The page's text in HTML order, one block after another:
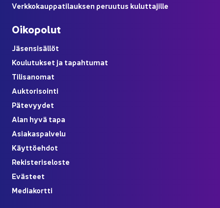
Verk­ko­kaup­pa­ti­lauk­sen pe­ruu­tus ku­lut­ta­jil­le
Oi­ko­po­lut
Jä­sen­si­säl­löt
Kou­lu­tuk­set ja ta­pah­tu­mat
Ti­li­sa­no­mat
Auk­to­ri­soin­ti
Pä­te­vyy­det
Alan hyvä tapa
Asia­kas­pal­ve­lu
Käyt­tö­eh­dot
Re­kis­te­ri­se­los­te
Eväs­teet
Me­dia­kort­ti